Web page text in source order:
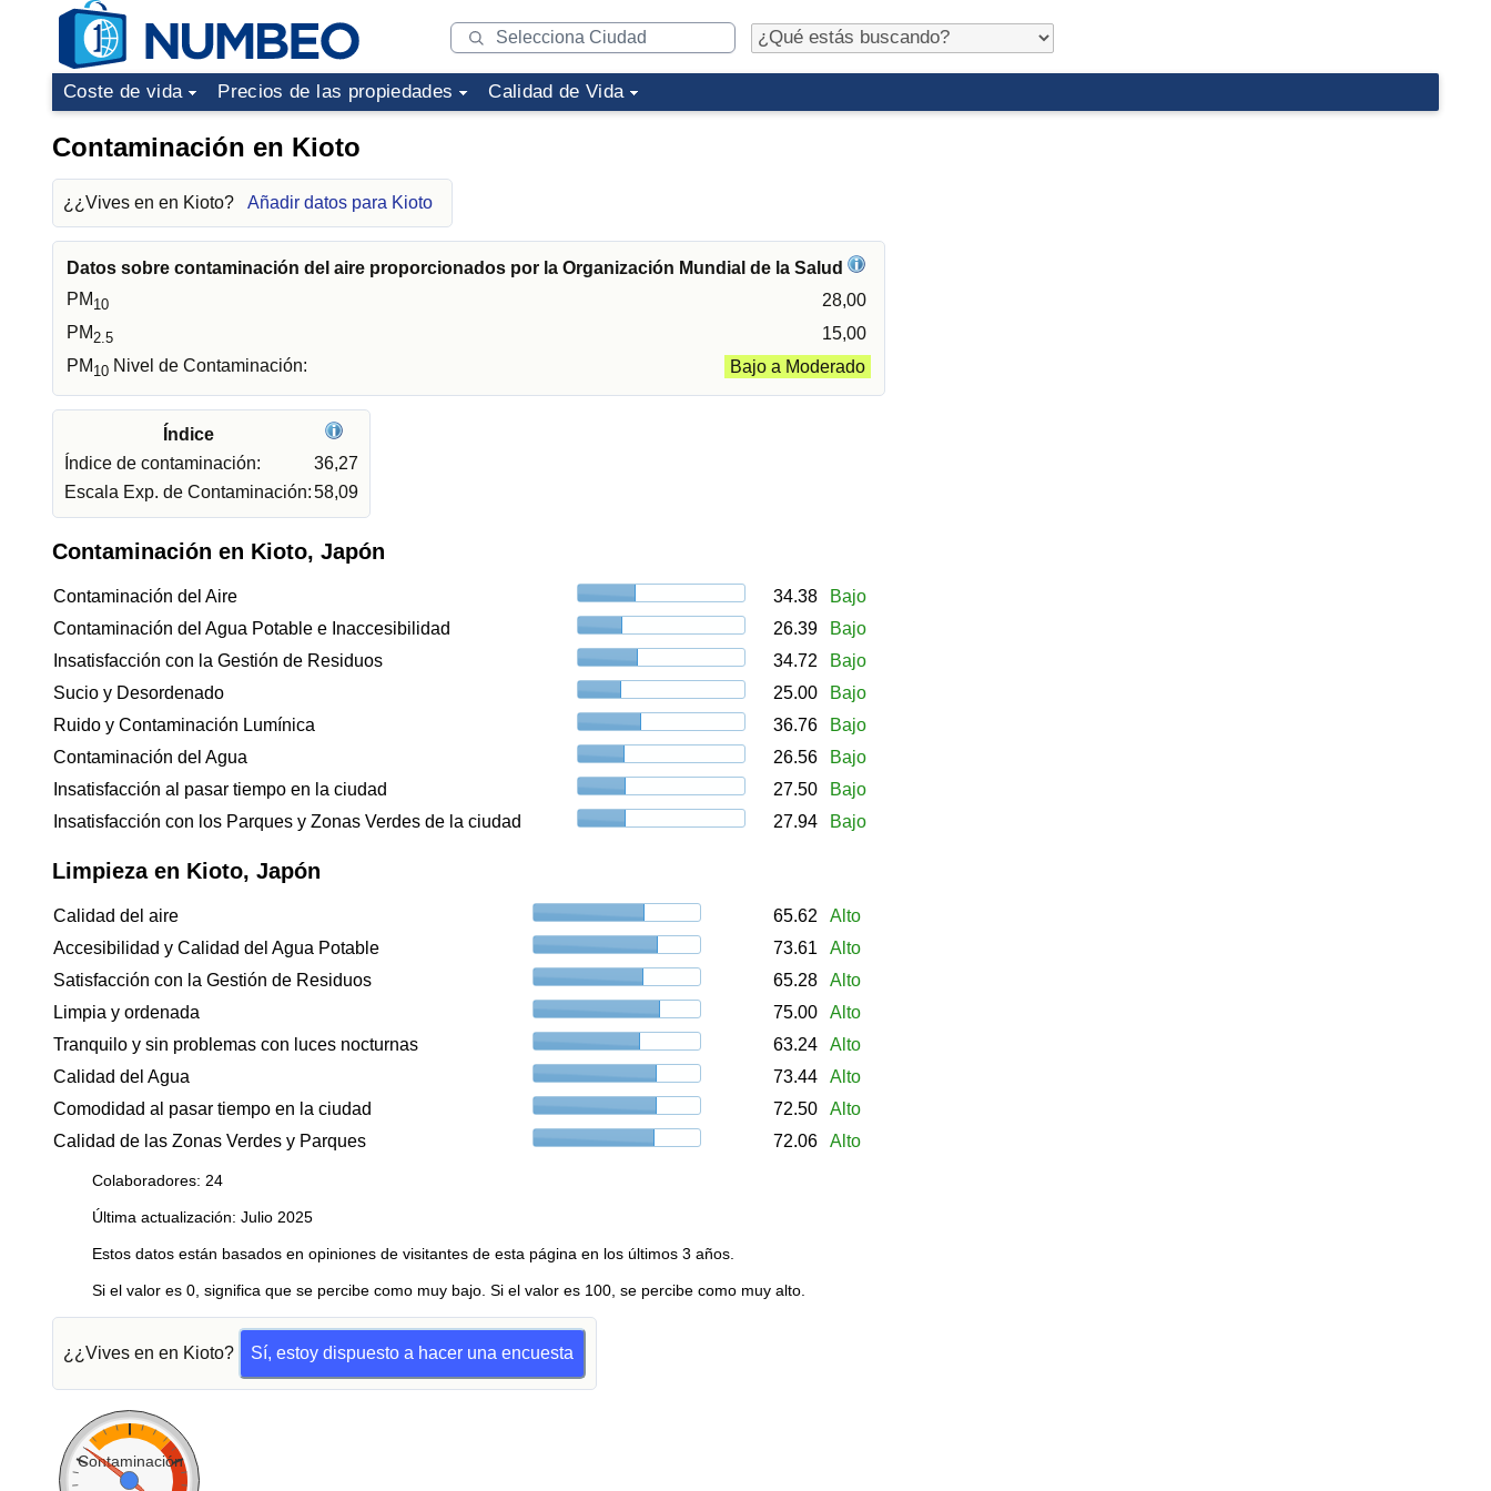
Coste de vida Precios de las propiedades Calidad de Vida
Contaminación en Kioto
¿¿Vives en en Kioto? Añadir datos para Kioto
Datos sobre contaminación del aire proporcionados por la Organización Mundial de la Salud
PM 10
28,00
PM2.5
15,00
PM 10 Nivel de Contaminación: Bajo a Moderado
Índice
Índice de contaminación:
36,27
Escala Exp. de Contaminación:58,09
Contaminación en Kioto, Japón
Contaminación del Aire 34.38
Bajo
Contaminación del Agua Potable e Inaccesibilidad
26.39
Bajo
Insatisfacción con la Gestión de Residuos
34.72
Bajo
Sucio y Desordenado
25.00
Bajo
Ruido y Contaminación Lumínica
36.76
Bajo
Contaminación del Agua
26.56
Bajo
Insatisfacción al pasar tiempo en la ciudad
27.50
Bajo
Insatisfacción con los Parques y Zonas Verdes de la ciudad
27.94 Bajo
Limpieza en Kioto, Japón
Calidad del aire 65.62
Alto
Accesibilidad y Calidad del Agua Potable
73.61
Alto
Satisfacción con la Gestión de Residuos
65.28
Alto
Limpia y ordenada
75.00
Alto
Tranquilo y sin problemas con luces nocturnas
63.24
Alto
Calidad del Agua
73.44
Alto
Comodidad al pasar tiempo en la ciudad
72.50
Alto
Calidad de las Zonas Verdes y Parques
72.06 Alto
Colaboradores: 24
Última actualización: Julio 2025
Estos datos están basados en opiniones de visitantes de esta página en los últimos 3 años.
Si el valor es 0, significa que se percibe como muy bajo. Si el valor es 100, se percibe como muy alto.
¿¿Vives en en Kioto? Sí, estoy dispuesto a hacer una encuesta
Contaminación